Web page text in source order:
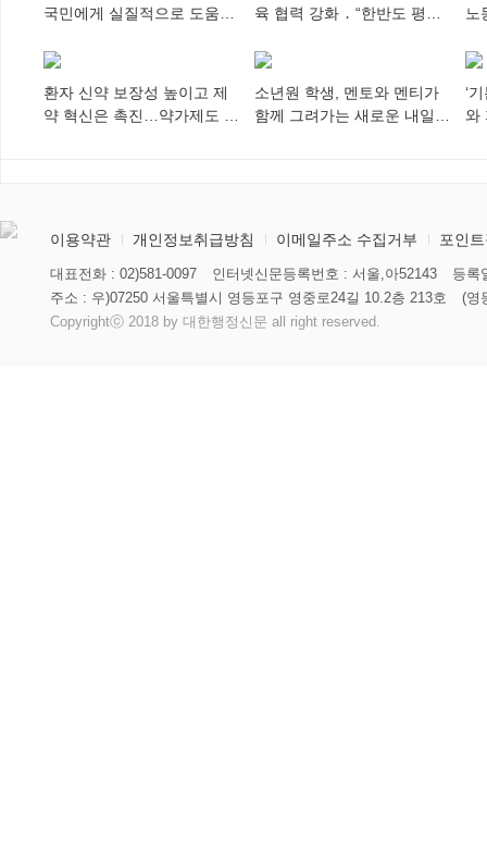
국민에게 실질적으로 도움이
육 협력 강화 ․ “한반도 평화,
다”
노
환자 신약 보장성 높이고 제
약 혁신은 촉진…약가제도 개
소년원 학생, 멘토와 멘티가
함께 그려가는 새로운 내일
‘
와
이용약관 개인정보취급방침 이메일주소 수집거부 포인
대표전화 : 02)581-0097 인터넷신문등록번호 : 서울,아52143
등록
주소 : 우)07250 서울특별시 영등포구 영중로24길 10.2층 213호
(영
Copyrightⓒ 2018 by 대한행정신문 all right reserved.